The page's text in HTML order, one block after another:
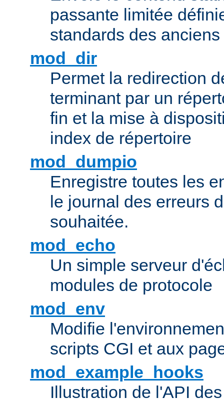
passante limitée
standards des
mod_dir
Permet la redirection
terminant par un
fin et la mise à
index de répertoire
mod_dumpio
Enregistre toutes les
le journal des erreurs
souhaitée.
mod_echo
Un simple serveur
modules de protocole
mod_env
Modifie
scripts CGI et aux
mod_example_hooks
Illustration de l'API